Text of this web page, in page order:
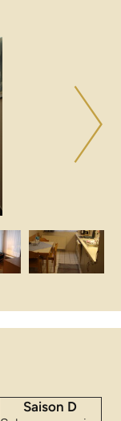
Saison D